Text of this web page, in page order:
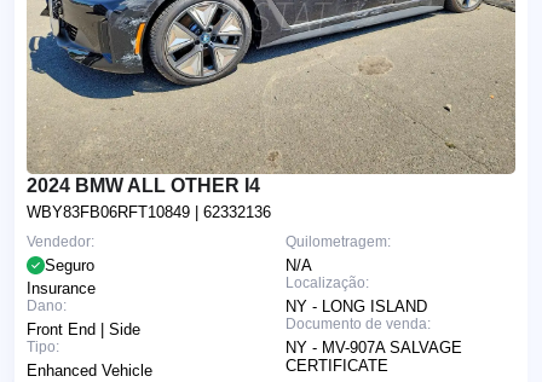
2024 BMW ALL OTHER I4
WBY83FB06RFT10849 | 62332136
Quilometragem:
N/A
Localização:
NY - LONG ISLAND
Documento de venda:
NY - MV-907A SALVAGE
CERTIFICATE
Vendedor:
Seguro
Insurance
Dano:
Front End | Side
Tipo:
Enhanced Vehicle